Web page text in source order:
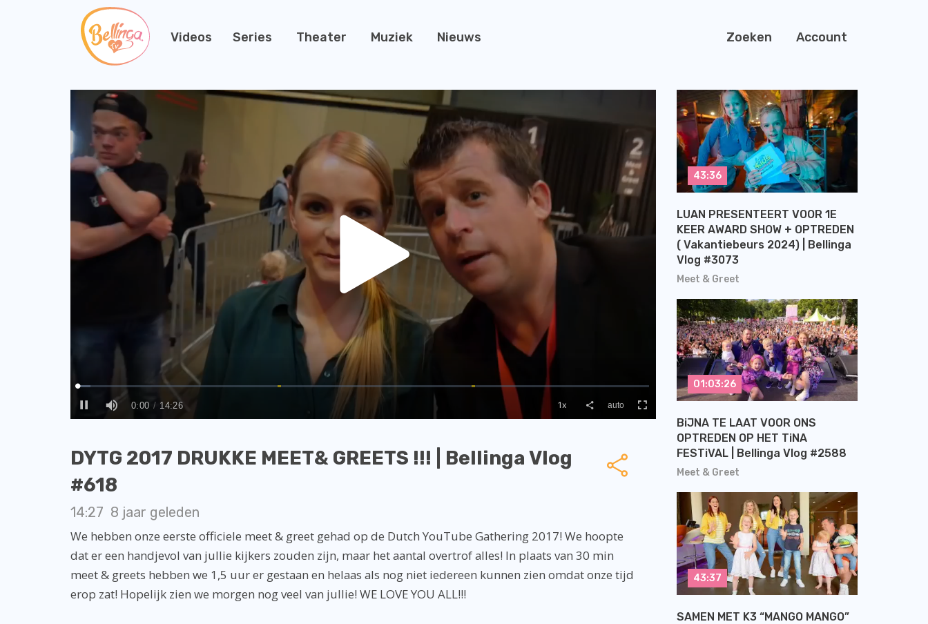
Videos Series Theater Muziek Nieuws Zoeken Account
DYTG 2017 DRUKKE MEET& GREETS !!! | Bellinga Vlog
#618
14:27 8 jaar geleden
We hebben onze eerste officiele meet & greet gehad op de Dutch YouTube Gathering 2017! We hoopte
dat er een handjevol van jullie kijkers zouden zijn, maar het aantal overtrof alles! In plaats van 30 min
meet & greets hebben we 1,5 uur er gestaan en helaas als nog niet iedereen kunnen zien omdat onze tijd
erop zat! Hopelijk zien we morgen nog veel van jullie! WE LOVE YOU ALL!!!
Meet & Greet
LUAN PRESENTEERT VOOR 1E
KEER AWARD SHOW + OPTREDEN
( Vakantiebeurs 2024) | Bellinga
Vlog #3073
43:36
Meet & Greet
BiJNA TE LAAT VOOR ONS
OPTREDEN OP HET TiNA
FESTiVAL | Bellinga Vlog #2588
01:03:26
SAMEN MET K3 “MANGO MANGO”
43:37